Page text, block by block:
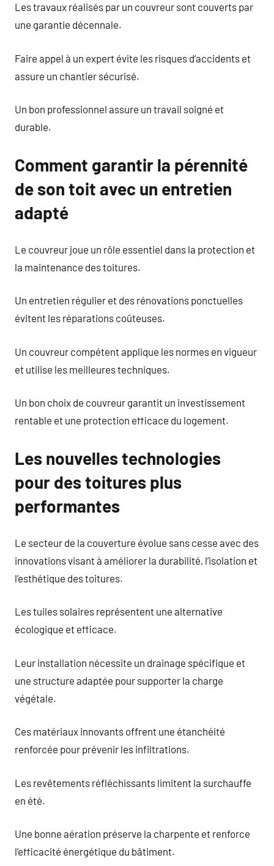
Les travaux réalisés par un couvreur sont couverts par
une garantie décennale.
Faire appel à un expert évite les risques d’accidents et
assure un chantier sécurisé.
Un bon professionnel assure un travail soigné et
durable.
Comment garantir la pérennité
de son toit avec un entretien
adapté
Le couvreur joue un rôle essentiel dans la protection et
la maintenance des toitures.
Un entretien régulier et des rénovations ponctuelles
évitent les réparations coûteuses.
Un couvreur compétent applique les normes en vigueur
et utilise les meilleures techniques.
Un bon choix de couvreur garantit un investissement
rentable et une protection efficace du logement.
Les nouvelles technologies
pour des toitures plus
performantes
Le secteur de la couverture évolue sans cesse avec des
innovations visant à améliorer la durabilité, l’isolation et
l’esthétique des toitures.
Les tuiles solaires représentent une alternative
écologique et efficace.
Leur installation nécessite un drainage spécifique et
une structure adaptée pour supporter la charge
végétale.
Ces matériaux innovants offrent une étanchéité
renforcée pour prévenir les infiltrations.
Les revêtements réfléchissants limitent la surchauffe
en été.
Une bonne aération préserve la charpente et renforce
l’efficacité énergétique du bâtiment.